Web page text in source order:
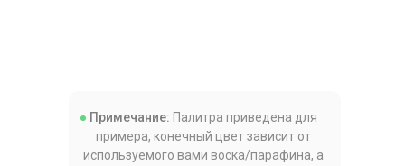
Примечание: Палитра приведена для
примера, конечный цвет зависит от
используемого вами воска/парафина, а